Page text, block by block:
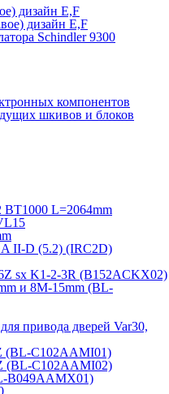
дизайн E,F
дизайн E,F
Schindler 9300
компонентов
шкивов и блоков
L=2064mm
II-D (5.2) (IRC2D)
sx K1-2-3R (B152ACKX02)
и 8M-15mm (BL-
привода дверей Var30,
(BL-C102AAMI01)
(BL-C102AAMI02)
B049AAMX01)